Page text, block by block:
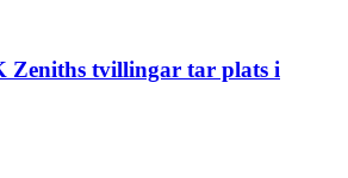
Zeniths tvillingar tar plats i